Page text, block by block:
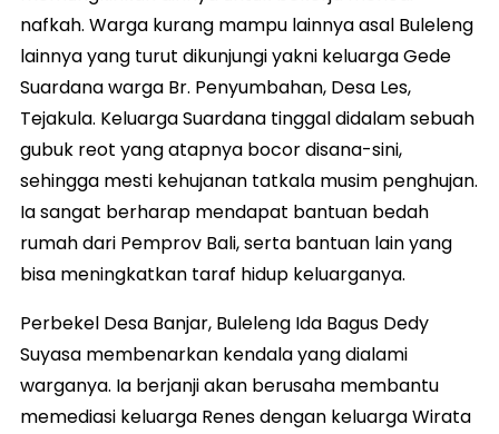
nafkah. Warga kurang mampu lainnya asal Buleleng
lainnya yang turut dikunjungi yakni keluarga Gede
Suardana warga Br. Penyumbahan, Desa Les,
Tejakula. Keluarga Suardana tinggal didalam sebuah
gubuk reot yang atapnya bocor disana-sini,
sehingga mesti kehujanan tatkala musim penghujan.
Ia sangat berharap mendapat bantuan bedah
rumah dari Pemprov Bali, serta bantuan lain yang
bisa meningkatkan taraf hidup keluarganya.
Perbekel Desa Banjar, Buleleng Ida Bagus Dedy
Suyasa membenarkan kendala yang dialami
warganya. Ia berjanji akan berusaha membantu
memediasi keluarga Renes dengan keluarga Wirata